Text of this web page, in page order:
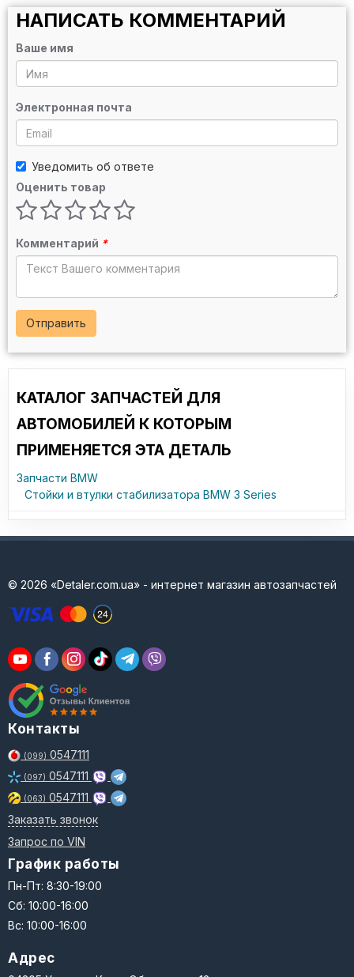
НАПИСАТЬ КОММЕНТАРИЙ
Ваше имя
Электронная почта
Уведомить об ответе
Оценить товар
Комментарий *
Отправить
КАТАЛОГ ЗАПЧАСТЕЙ ДЛЯ
АВТОМОБИЛЕЙ К КОТОРЫМ
ПРИМЕНЯЕТСЯ ЭТА ДЕТАЛЬ
Запчасти BMW
Стойки и втулки стабилизатора BMW 3 Series
© 2026 «Detaler.com.ua» - интернет магазин автозапчастей
Контакты
(099) 0547111
(097) 0547111
(063) 0547111
Заказать звонок
Запрос по VIN
График работы
Пн-Пт: 8:30-19:00
Сб: 10:00-16:00
Вс: 10:00-16:00
Адрес